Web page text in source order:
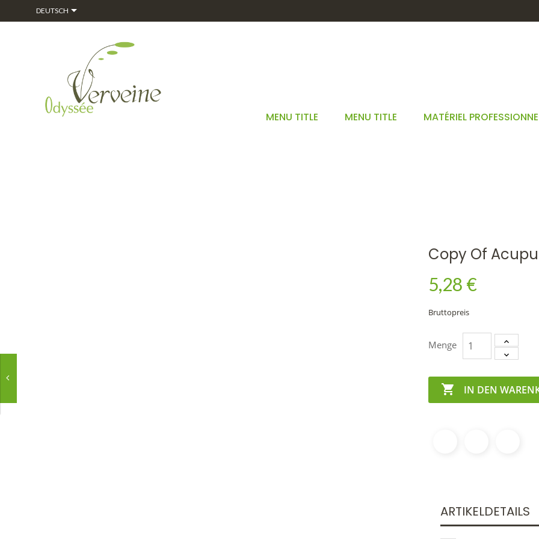
DEUTSCH
MENU TITLE MENU TITLE MATÉRIEL
Copy Of
5,28 €
Bruttopreis
Menge
 IN DEN
ARTIKELDETAILS